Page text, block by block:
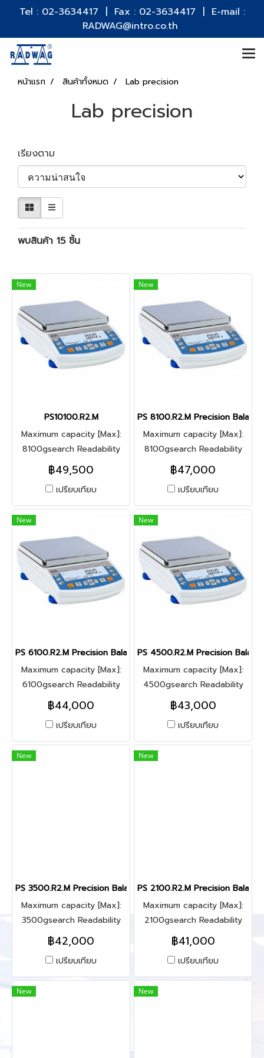
Tel : 02-3634417 | Fax : 02-3634417 | E-mail :
RADWAG@intro.co.th
หน้าแรก สินค้าทั้งหมด Lab precision
Lab precision
เรียงตาม
พบสินค้า 15 ชิ้น
New
PS10100.R2.M
Maximum capacity [Max]:
8100gsearch Readability
[d]: 0.01g
฿49,500
เปรียบเทียบ
New
PS 8100.R2.M Precision Balance
Maximum capacity [Max]:
8100gsearch Readability
[d]: 0.01g
฿47,000
เปรียบเทียบ
New
PS 6100.R2.M Precision Balance
Maximum capacity [Max]:
6100gsearch Readability
[d]: 0.01g
฿44,000
เปรียบเทียบ
New
PS 4500.R2.M Precision
Maximum capacity [Max]:
4500gsearch Readability
[d]: 0.01g
฿43,000
เปรียบเทียบ
New
PS 3500.R2.M Precision Balance
Maximum capacity [Max]:
3500gsearch Readability
[d]: 0.01g
฿42,000
เปรียบเทียบ
New
PS 2100.R2.M Precision Balance
Maximum capacity [Max]:
2100gsearch Readability
[d]: 0.01g
฿41,000
เปรียบเทียบ
New New